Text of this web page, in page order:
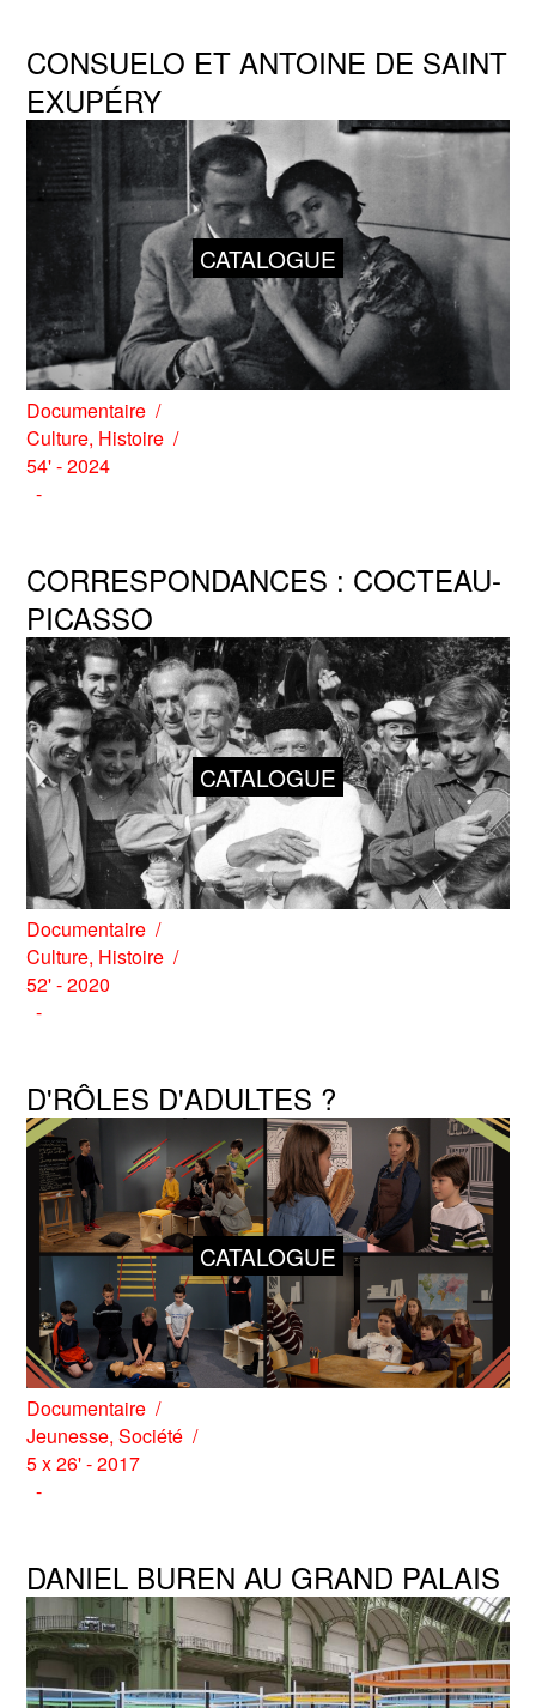
CONSUELO ET ANTOINE DE SAINT
EXUPÉRY
CATALOGUE
Documentaire
Culture, Histoire
54' - 2024
CORRESPONDANCES : COCTEAU-
PICASSO
CATALOGUE
Documentaire
Culture, Histoire
52' - 2020
D'RÔLES D'ADULTES ?
CATALOGUE
Documentaire
Jeunesse,Société
5 x 26' - 2017
DANIEL BUREN AU GRAND PALAIS